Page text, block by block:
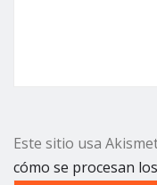
Este sitio usa
cómo se procesan